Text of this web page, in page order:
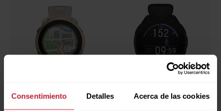
Consentimiento Detalles Acerca de las cookies